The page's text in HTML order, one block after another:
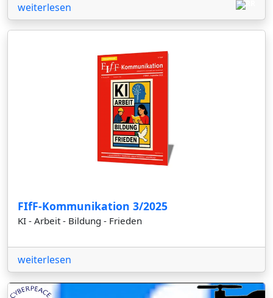
weiterlesen
FIfF-Kommunikation 3/2025
KI - Arbeit - Bildung - Frieden
weiterlesen